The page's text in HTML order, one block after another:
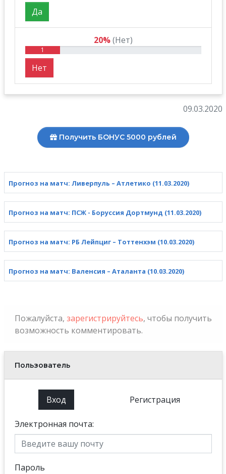
Да
20% (Нет)
1
Нет
09.03.2020
Получить БОНУС 5000 рублей
Прогноз на матч: Ливерпуль – Атлетико (11.03.2020)
Прогноз на матч: ПСЖ - Боруссия Дортмунд (11.03.2020)
Прогноз на матч: РБ Лейпциг – Тоттенхэм (10.03.2020)
Прогноз на матч: Валенсия – Аталанта (10.03.2020)
Пожалуйста, зарегистрируйтесь, чтобы получить
возможность комментировать.
Пользователь
Вход Регистрация
Электронная почта:
Пароль